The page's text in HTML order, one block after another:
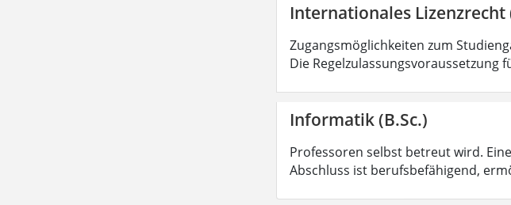
Internationales Lizenzrecht
Zugangsmöglichkeiten zum
Die
Informatik (B.Sc.)
Professoren selbst betreut wird.
Abschluss ist berufsbefähigend,